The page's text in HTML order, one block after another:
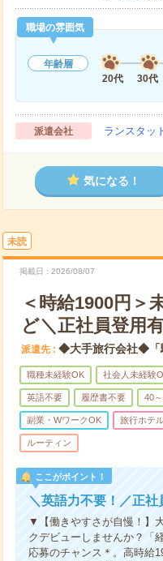
職場の雰囲気
年齢層
20代
30代
派遣会社 ランスタッ
気になる！
未読
掲載日 2026/08/07
＜時給1900円＞
ど＼正社員登用
派遣先 ◆大手旅行会社◆「
職種未経験OK 社会人未経験
英語不要 履歴書不要 40
副業・WワークOK 旅行ホテ
ルーティン
ここがポイント！
＼英語力不要！／正
▼【働きやすさが自慢！】
クデビューしませんか？「
応募のチャンス＊。高時給